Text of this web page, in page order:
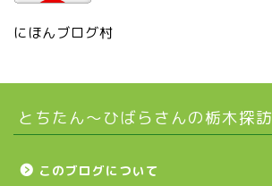
にほんブログ村
とちたん〜ひばらさんの栃木探訪
このブログについて